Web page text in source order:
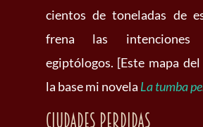
cientos de toneladas de
frena las
egiptólogos. [Este mapa
la base mi novela La tumba
Ciudades perdidas